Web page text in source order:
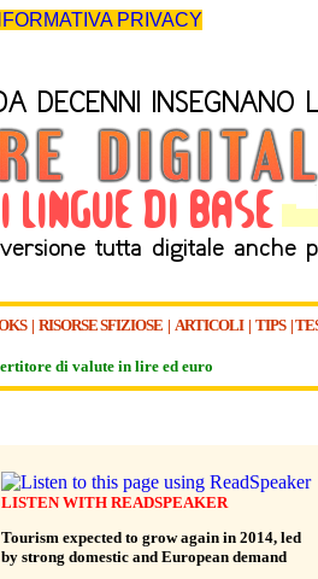
PRIVACY
| RISORSE SFIZIOSE | ARTICOLI| TIPS|
di valute in lire ed euro
LISTEN WITH READSPEAKER
Tourism expected to grow again in 2014, led
by strong domestic and European demand